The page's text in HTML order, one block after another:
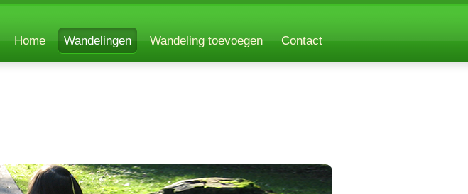
Home Wandelingen Wandeling toevoegen Contact